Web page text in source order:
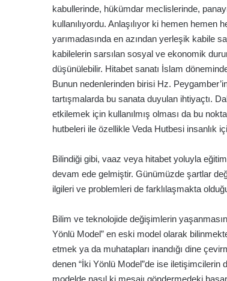
kabullerinde, hükümdar meclislerinde,
kullanılıyordu. Anlaşılıyor ki hemen
yarımadasında en azından yerleşik kabile
kabilelerin sarsılan sosyal ve ekonomik
düşünülebilir. Hitabet sanatı İslam
Bunun nedenlerinden birisi Hz.
tartışmalarda bu sanata duyulan ihtiyaçtı.
etkilemek için kullanılmış olması da bu
hutbeleri ile özellikle Veda Hutbesi insanlık
Bilindiği gibi, vaaz veya hitabet yoluyla
devam ede gelmiştir. Günümüzde şartlar
ilgileri ve problemleri de farklılaşmakta
Bilim ve teknolojide değişimlerin
Yönlü Model” en eski model olarak
etmek ya da muhatapları inandığı dine
denen “İki Yönlü Model”de ise